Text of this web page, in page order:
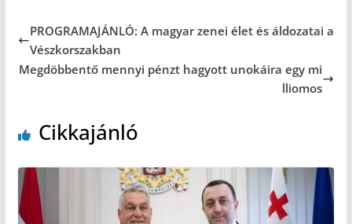
PROGRAMAJÁNLÓ: A magyar zenei élet és áldozatai a
Vészkorszakban
Megdöbbentő mennyi pénzt hagyott unokáira egy mi
lliomos
Cikkajánló